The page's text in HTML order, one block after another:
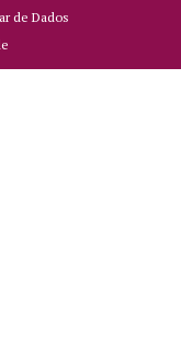
de Dados